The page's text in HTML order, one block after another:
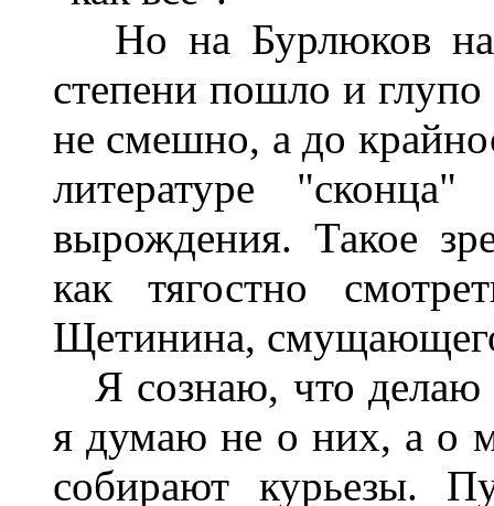
Но на Бурлюков
степени пошло и
не смешно, а до
литературе
вырождения. Такое
как тягостно
Щетинина,
Я сознаю, что
я думаю не о них, а о
собирают курьезы.